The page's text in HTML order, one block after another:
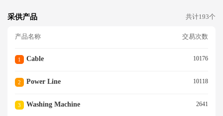
采供产品 共计193个
产品名称 交易次数
1 Cable 10176
2 Power Line 10118
3 Washing Machine 2641